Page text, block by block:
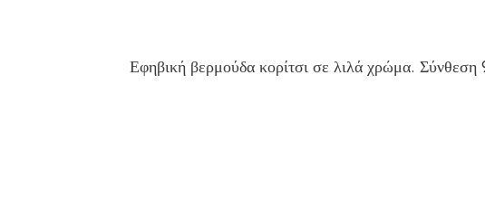
Εφηβική βερμούδα κορίτσι σε λιλά χρώμα.